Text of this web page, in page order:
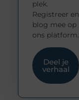
plek.
Registreer en
blog mee op
ons platform.
Deel je
verhaal